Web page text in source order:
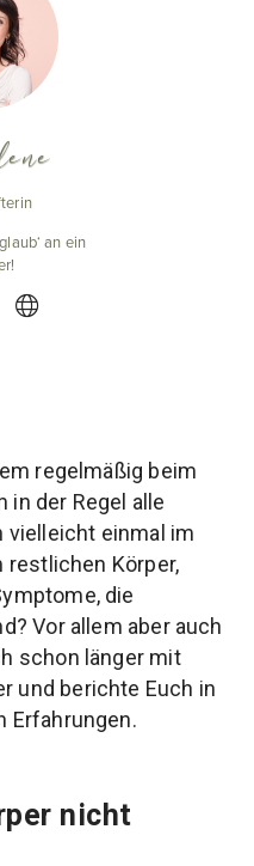
an ein
regelmäßig beim
in der Regel alle
vielleicht einmal im
restlichen Körper,
die
Vor allem aber auch
schon länger mit
und berichte Euch in
Erfahrungen.
nicht